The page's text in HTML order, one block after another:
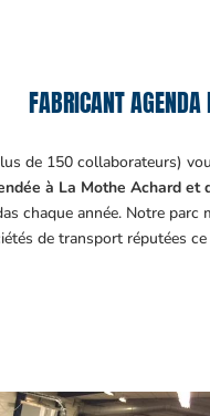
FABRICANT AGENDA
de 150 collaborateurs)
à La Mothe Achard et
chaque année. Notre
de transport réputées